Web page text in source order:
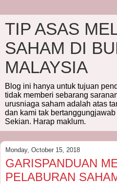
TIP ASAS
SAHAM DI
MALAYSIA
Blog ini hanya untuk tujuan
tidak memberi sebarang
urusniaga saham adalah atas
dan kami tak
Sekian. Harap maklum.
Monday, October 15, 2018
GARISPANDUAN
PELABURAN